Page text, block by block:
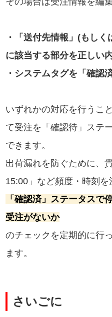
・「送付先情報」(もし
に該当する部分を正しい
・システムタグを「確認
いずれかの対応を行うこ
て受注を「確認待」ステ
できます。
出荷漏れを防ぐために、
15:00」など頻度・時刻を
「確認済」ステータスで
受注がないか
のチェックを定期的に行
ます。
さいごに